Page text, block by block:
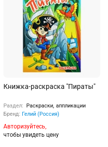
Книжка-раскраска "Пираты"
Раздел:
Раскраски, аппликации
Бренд: Гелий (Россия)
Авторизуйтесь,
чтобы увидеть цену